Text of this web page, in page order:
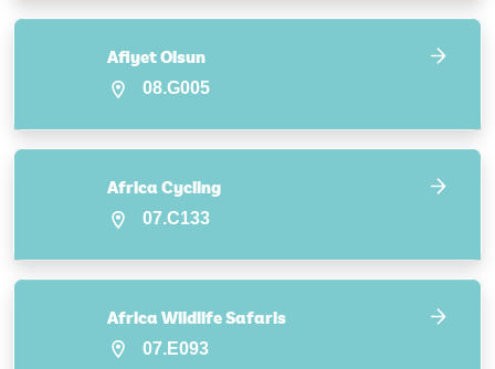
Afiyet Olsun
08.G005
Africa Cycling
07.C133
Africa Wildlife Safaris
07.E093